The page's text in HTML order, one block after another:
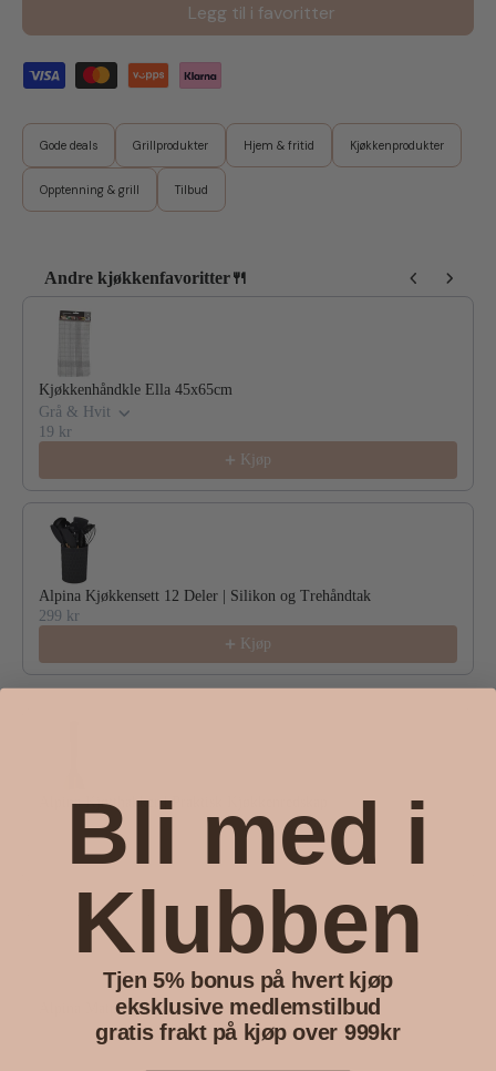
Legg til i favoritter
Gode deals Grillprodukter Hjem & fritid Kjøkkenprodukter
Opptenning & grill Tilbud
Andre kjøkkenfavoritter🍴
Use the Previous and Next buttons to navigate through product
Kjøkkenhåndkle Ella 45x65cm
Grå & Hvit
19 kr
Kjøp
Alpina Kjøkkensett 12 Deler | Silikon og Trehåndtak
299 kr
Kjøp
Alpina Kjøtthakker | Praktisk Kjøkkenredskap
Alpina Matparaply 35cm
Bli med i
Klubben
Tjen 5% bonus på hvert kjøp
eksklusive medlemstilbud
gratis frakt på kjøp over 999kr